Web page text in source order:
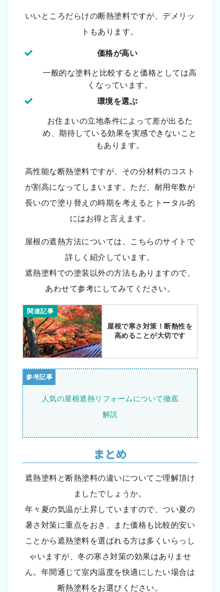
いいところだらけの断熱塗料ですが、デメリッ
トもあります。
価格が高い
一般的な塗料と比較すると価格としては高
くなっています。
環境を選ぶ
お住まいの立地条件によって差が出るた
め、期待している効果を実感できないこと
もあります。
高性能な断熱塗料ですが、その分材料のコスト
が割高になってしまいます。ただ、耐用年数が
長いので塗り替えの時期を考えるとトータル的
にはお得と言えます。
屋根の遮熱方法については、こちらのサイトで
詳しく紹介しています。
遮熱塗料での塗装以外の方法もありますので、
あわせて参考にしてみてください。
関連記事
屋根で寒さ対策！断熱性を
高めることが大切です
人気の屋根遮熱リフォームについて徹底
解説
まとめ
遮熱塗料と断熱塗料の違いについてご理解頂け
ましたでしょうか。
年々夏の気温が上昇していますので、つい夏の
暑さ対策に重点をおき、また価格も比較的安い
ことから遮熱塗料を選ばれる方は多くいらっし
ゃいますが、冬の寒さ対策の効果はありませ
ん。年間通じて室内温度を快適にしたい場合は
断熱塗料をお選びください。